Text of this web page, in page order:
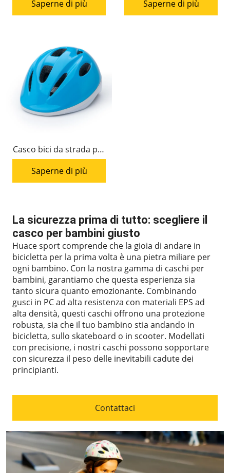
004
Saperne di più
Saperne di più
Casco bici da strada per
bambini HC-002
Saperne di più
La sicurezza prima di tutto: scegliere il
casco per bambini giusto
Huace sport comprende che la gioia di andare in
bicicletta per la prima volta è una pietra miliare per
ogni bambino. Con la nostra gamma di caschi per
bambini, garantiamo che questa esperienza sia
tanto sicura quanto emozionante. Combinando
gusci in PC ad alta resistenza con materiali EPS ad
alta densità, questi caschi offrono una protezione
robusta, sia che il tuo bambino stia andando in
bicicletta, sullo skateboard o in scooter. Modellati
con precisione, i nostri caschi possono sopportare
con sicurezza il peso delle inevitabili cadute dei
principianti.
Contattaci